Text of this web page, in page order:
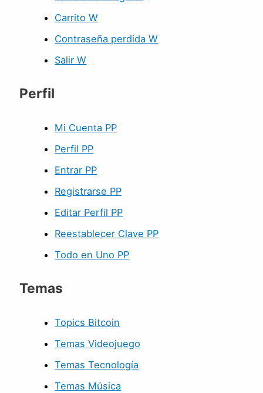
Carrito W
Contraseña perdida W
Salir W
Perfil
Mi Cuenta PP
Perfil PP
Entrar PP
Registrarse PP
Editar Perfil PP
Reestablecer Clave PP
Todo en Uno PP
Temas
Topics Bitcoin
Temas Videojuego
Temas Tecnología
Temas Música